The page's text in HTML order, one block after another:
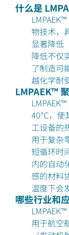
什么是
物技术，
显著降低
降低不仅
了制造可
越化学耐
LMPAEK™
40°C，
工设备的
用于复杂
短循环时
内的自动
感的材料
温度下会
哪些行业和
用于航空